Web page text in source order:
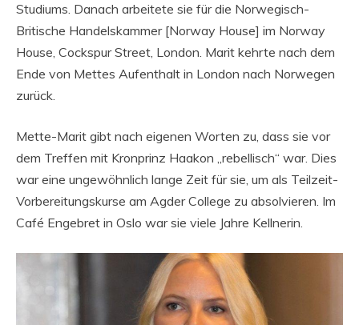
Studiums. Danach arbeitete sie für die Norwegisch-
Britische Handelskammer [Norway House] im Norway
House, Cockspur Street, London. Marit kehrte nach dem
Ende von Mettes Aufenthalt in London nach Norwegen
zurück.
Mette-Marit gibt nach eigenen Worten zu, dass sie vor
dem Treffen mit Kronprinz Haakon „rebellisch“ war. Dies
war eine ungewöhnlich lange Zeit für sie, um als Teilzeit-
Vorbereitungskurse am Agder College zu absolvieren. Im
Café Engebret in Oslo war sie viele Jahre Kellnerin.